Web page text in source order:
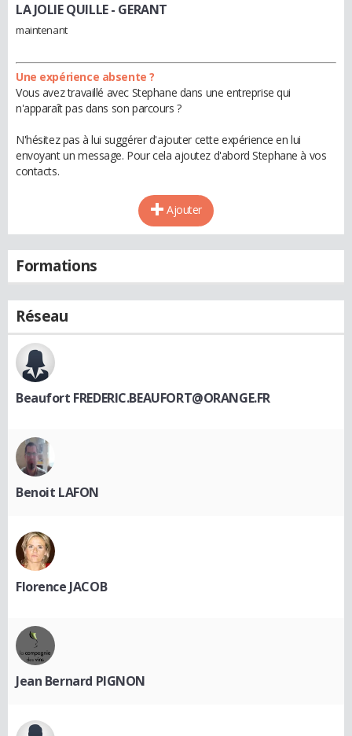
LA JOLIE QUILLE- GERANT
maintenant
Une expérience absente ?
Vous avez travaillé avec Stephane dans une entreprise qui
n'apparaît pas dans son parcours ?
N'hésitez pas à lui suggérer d'ajouter cette expérience en lui
envoyant un message. Pour cela ajoutez d'abord Stephane à vos
contacts.
Ajouter
Formations
Réseau
Beaufort FREDERIC.BEAUFORT@ORANGE.FR
Benoit LAFON
Florence JACOB
Jean Bernard PIGNON